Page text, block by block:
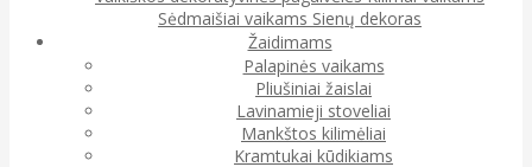
Sėdmaišiai vaikams Sienų dekoras
Žaidimams
Palapinės vaikams
Pliušiniai žaislai
Lavinamieji stoveliai
Mankštos kilimėliai
Kramtukai kūdikiams